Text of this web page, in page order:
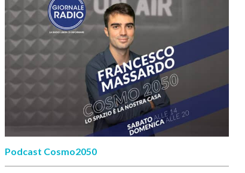
Podcast Cosmo2050